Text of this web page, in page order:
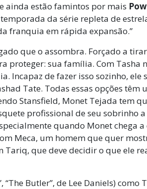
ainda estão famintos por mais
temporada da série repleta de
franquia em rápida expansão.”
que o assombra. Forçado a
proteger: sua família. Com Tasha
Incapaz de fazer isso sozinho, ele
Tate. Todas essas opções têm
Stansfield, Monet Tejada tem
profissional de seu sobrinho
quando Monet chega
Meca, um homem que quer
que deve decidir o que ele
Butler”, de Lee Daniels) como